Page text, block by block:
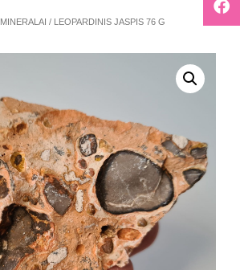
MINERALAI / LEOPARDINIS JASPIS 76 G